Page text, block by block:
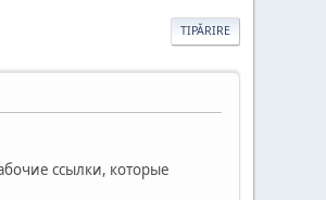
TIPĂRIRE
ссылки, которые